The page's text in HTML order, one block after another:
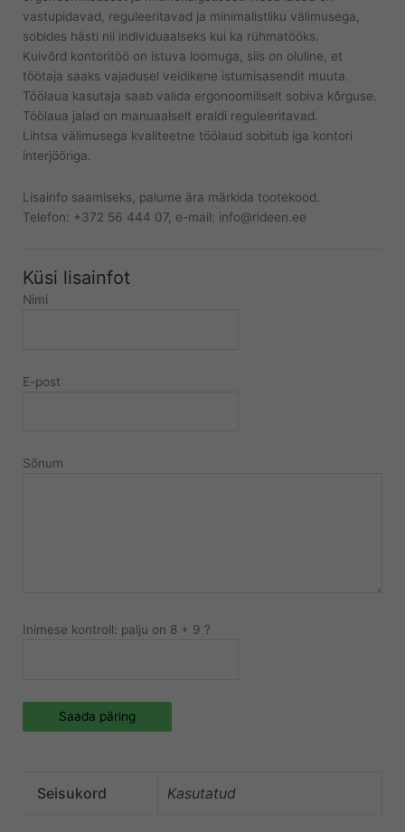
vastupidavad, reguleeritavad ja minimalistliku välimusega,
sobides hästi nii individuaalseks kui ka rühmatööks.
Kuivõrd kontoritöö on istuva loomuga, siis on oluline, et
töötaja saaks vajadusel veidikene istumisasendit muuta.
Töölaua kasutaja saab valida ergonoomiliselt sobiva kõrguse.
Töölaua jalad on manuaalselt eraldi reguleeritavad.
Lihtsa välimusega kvaliteetne töölaud sobitub iga kontori
interjööriga.
Lisainfo saamiseks, palume ära märkida tootekood.
Telefon: +372 56 444 07, e-mail: info@rideen.ee
Küsi lisainfot
Nimi
E-post
Sõnum
Inimese kontroll: palju on 8 + 9 ?
Saada päring
Seisukord Kasutatud